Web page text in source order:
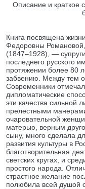
Описание и краткое
Книга посвящена
Федоровны
(1847–1928), —
последнего русского
протяжении более 80
забвению. Между тем
Современники
дипломатические
эти качества сильной
прелестными
очаровательной
матерью, верным
сыну, много сделала
развития культуры в
благотворительная
светских кругах, и
простого народа.
страстное желание
полюбила всей душой